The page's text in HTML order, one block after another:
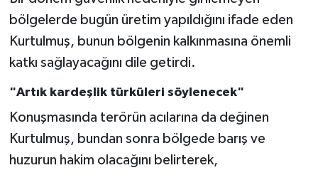
bölgelerde bugün üretim yapıldığını ifade eden
Kurtulmuş, bunun bölgenin kalkınmasına önemli
katkı sağlayacağını dile getirdi.
"Artık kardeşlik türküleri söylenecek"
Konuşmasında terörün acılarına da değinen
Kurtulmuş, bundan sonra bölgede barış ve
huzurun hakim olacağını belirterek,